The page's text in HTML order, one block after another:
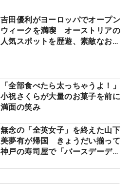
吉田優利がヨーロッパでオープン
ウィークを満喫 オーストリアの
人気スポットを歴遊、素敵なお土
「全部食べたら太っちゃうよ！」
小祝さくらが大量のお菓子を前に
満面の笑み
無念の「全英女子」を終えた山下
美夢有が帰国 きょうだい揃って
神戸の寿司屋で「バースデーディ